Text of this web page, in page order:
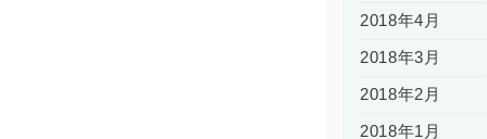
2018年4月
2018年3月
2018年2月
2018年1月